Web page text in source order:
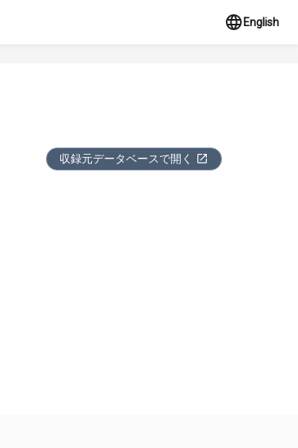
English
収録元データベースで開く